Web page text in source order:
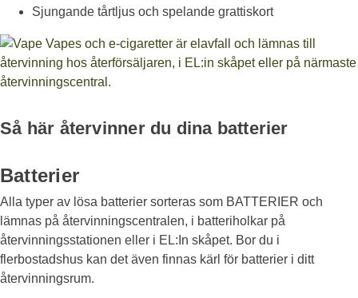
Sjungande tårtljus och spelande grattiskort
Vapes och e-cigaretter är elavfall och lämnas till
återvinning hos återförsäljaren, i EL:in skåpet eller på närmaste
återvinningscentral.
Så här återvinner du dina batterier
Batterier
Alla typer av lösa batterier sorteras som BATTERIER och
lämnas på återvinningscentralen, i batteriholkar på
återvinningsstationen eller i EL:In skåpet. Bor du i
flerbostadshus kan det även finnas kärl för batterier i ditt
återvinningsrum.